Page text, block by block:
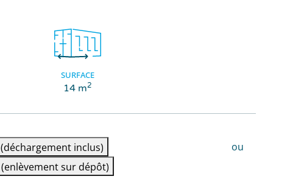
SURFACE
14 m2
(déchargement inclus)
ou
(enlèvement sur dépôt)